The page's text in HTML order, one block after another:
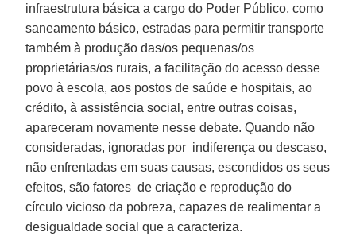
infraestrutura básica a cargo do Poder Público, como
saneamento básico, estradas para permitir transporte
também à produção das/os pequenas/os
proprietárias/os rurais, a facilitação do acesso desse
povo à escola, aos postos de saúde e hospitais, ao
crédito, à assistência social, entre outras coisas,
apareceram novamente nesse debate. Quando não
consideradas, ignoradas por indiferença ou descaso,
não enfrentadas em suas causas, escondidos os seus
efeitos, são fatores de criação e reprodução do
círculo vicioso da pobreza, capazes de realimentar a
desigualdade social que a caracteriza.